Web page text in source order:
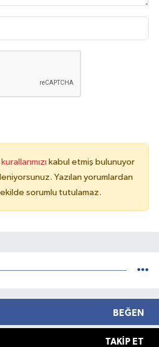
kabul etmiş bulunuyor
Yazılan yorumlardan
sorumlu tutulamaz.
BEĞEN
TAKIP ET